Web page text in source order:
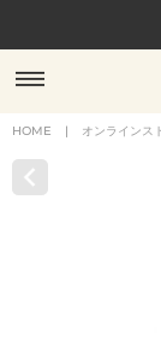
8/17(月
贈る相手
HOME | オンラインス